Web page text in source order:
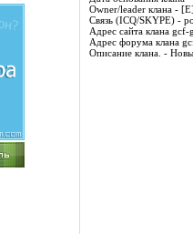
Owner/leader клана -
Связь (ICQ/SKYPE) -
Адрес сайтa клана
Адрес форума клана
Описание клана. -